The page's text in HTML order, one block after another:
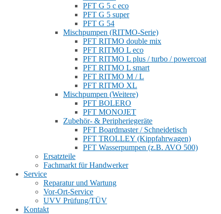
PFT G 5 c eco
PFT G 5 super
PFT G 54
Mischpumpen (RITMO-Serie)
PFT RITMO double mix
PFT RITMO L eco
PFT RITMO L plus / turbo / powercoat
PFT RITMO L smart
PFT RITMO M / L
PFT RITMO XL
Mischpumpen (Weitere)
PFT BOLERO
PFT MONOJET
Zubehör- & Peripheriegeräte
PFT Boardmaster / Schneidetisch
PFT TROLLEY (Kippfahrwagen)
PFT Wasserpumpen (z.B. AVO 500)
Ersatzteile
Fachmarkt für Handwerker
Service
Reparatur und Wartung
Vor-Ort-Service
UVV Prüfung/TÜV
Kontakt